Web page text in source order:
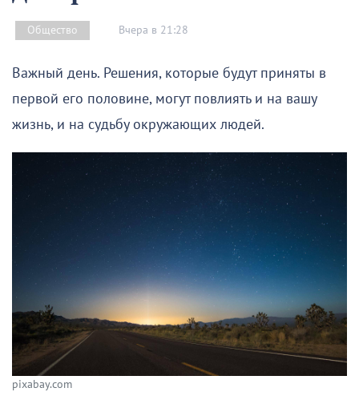
Общество Вчера в 21:28
Важный день. Решения, которые будут приняты в
первой его половине, могут повлиять и на вашу
жизнь, и на судьбу окружающих людей.
pixabay.com